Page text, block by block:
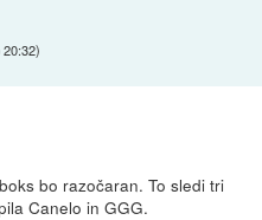
20:32)
bo razočaran. To sledi tri
Canelo in GGG.